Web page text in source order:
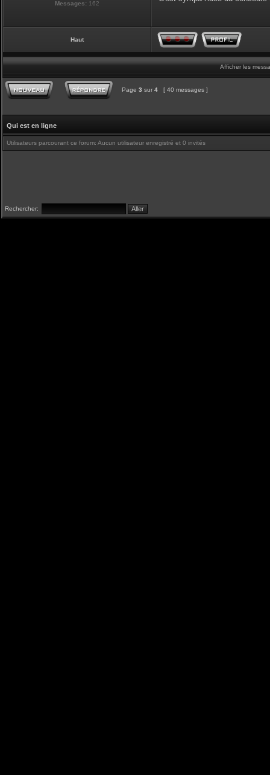
Messages: 162
Haut
Afficher les
Page 3 sur 4 [ 40 messages ]
Qui est en ligne
Utilisateurs parcourant ce forum: Aucun utilisateur enregistré et 0 invités
Rechercher: